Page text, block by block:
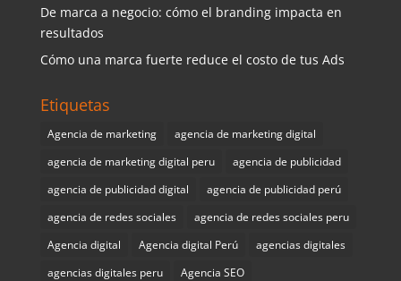
De marca a negocio: cómo el branding impacta en
resultados
Cómo una marca fuerte reduce el costo de tus Ads
Etiquetas
Agencia de marketing
agencia de marketing digital
agencia de marketing digital peru
agencia de publicidad
agencia de publicidad digital
agencia de publicidad perú
agencia de redes sociales
agencia de redes sociales peru
Agencia digital
Agencia digital Perú
agencias digitales
agencias digitales peru
Agencia SEO